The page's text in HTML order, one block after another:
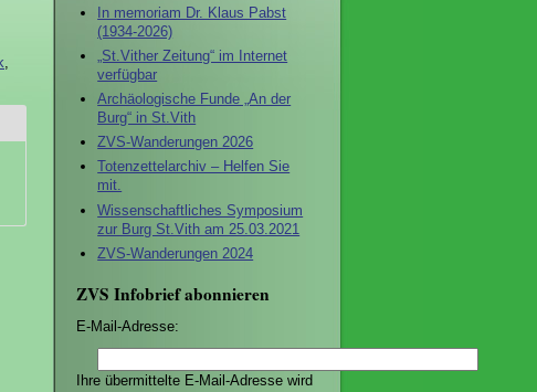
In memoriam Dr. Klaus Pabst
(1934-2026)
„St.Vither Zeitung“ im Internet
verfügbar
Archäologische Funde „An der
Burg“ in St.Vith
ZVS-Wanderungen 2026
Totenzettelarchiv – Helfen Sie
mit.
Wissenschaftliches Symposium
zur Burg St.Vith am 25.03.2021
ZVS-Wanderungen 2024
ZVS Infobrief abonnieren
E-Mail-Adresse:
Ihre übermittelte E-Mail-Adresse wird